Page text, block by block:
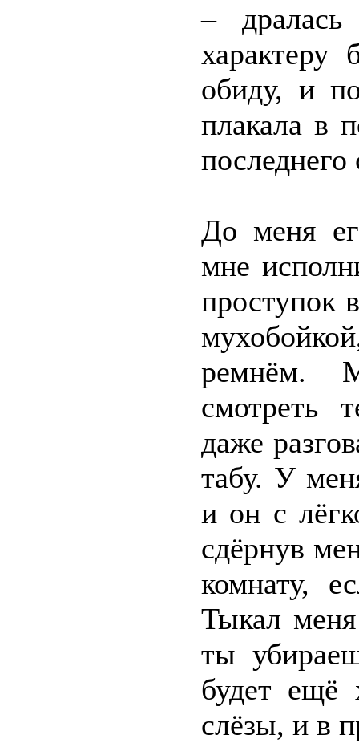
–
характеру
обиду, и
плакала в
последнего
До меня
мне
проступок
ремнём.
смотреть
даже
табу. У
и он с
сдёрнув
комнату,
Тыкал
ты
будет ещё
слёзы, и в